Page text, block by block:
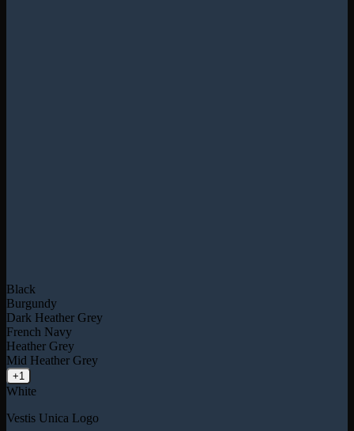
Black
Burgundy
Dark Heather Grey
French Navy
Heather Grey
Mid Heather Grey
+1
White
Vestis Unica Logo